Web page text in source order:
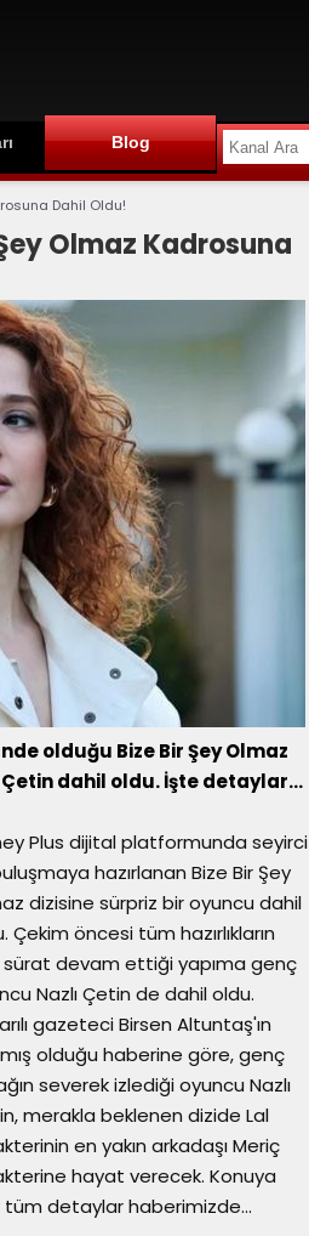
Blog
Dahil Oldu!
Olmaz Kadrosuna
olduğu Bize Bir Şey Olmaz
dahil oldu. İşte detaylar...
Plus dijital platformunda seyirci
hazırlanan Bize Bir Şey
dizisine sürpriz bir oyuncu dahil
Çekim öncesi tüm hazırlıkların
sürat devam ettiği yapıma genç
Nazlı Çetin de dahil oldu.
gazeteci Birsen Altuntaş'ın
olduğu haberine göre, genç
severek izlediği oyuncu Nazlı
merakla beklenen dizide Lal
en yakın arkadaşı Meriç
hayat verecek. Konuya
tüm detaylar haberimizde...